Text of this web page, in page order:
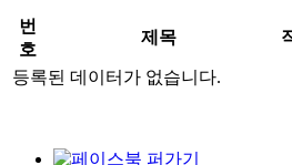
번
호
제목
등록된 데이터가 없습니다.